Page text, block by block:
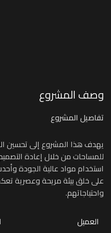
وصف المشروع
تفاصيل المشروع
يهدف هذا المشروع إلى تحسين
للمساحات من خلال إعادة
استخدام مواد عالية الجودة
على خلق بيئة مريحة وعصرية
واحتياجاتهم.
العميل